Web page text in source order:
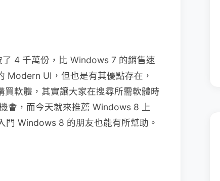
4 千萬份，比 Windows 7 的銷售速
Modern UI，但也是有其優點存在，
軟體，其實讓大家在搜尋所需軟體時
會，而今天就來推薦 Windows 8 上
門 Windows 8 的朋友也能有所幫助。